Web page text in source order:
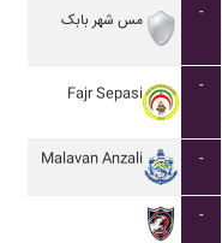
مس شهر بابک
-
Fajr Sepasi
-
Malavan Anzali -
-